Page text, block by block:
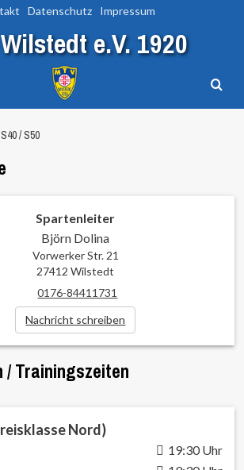
Datenschutz Impressum
e.V. 1920
S40 / S50
Spartenleiter
Björn Dolina
Vorwerker Str. 21
27412 Wilstedt
0176-84411731
Nachricht schreiben
/ Trainingszeiten
Nord)
19:30 Uhr